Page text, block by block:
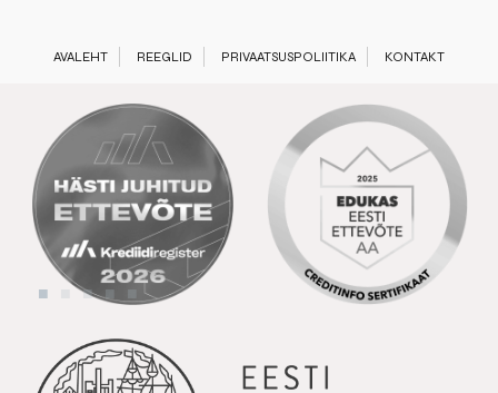
AVALEHT REEGLID PRIVAATSUSPOLIITIKA KONTAKT